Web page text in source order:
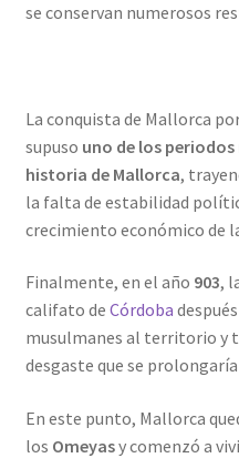
se conservan numerosos
La conquista de Mallorca
supuso uno de los
historia de Mallorca,
la falta de estabilidad
crecimiento económico de
Finalmente, en el año 903,
califato de Córdoba
musulmanes al territorio y
desgaste que se
En este punto, Mallorca
los Omeyasy comenzó a